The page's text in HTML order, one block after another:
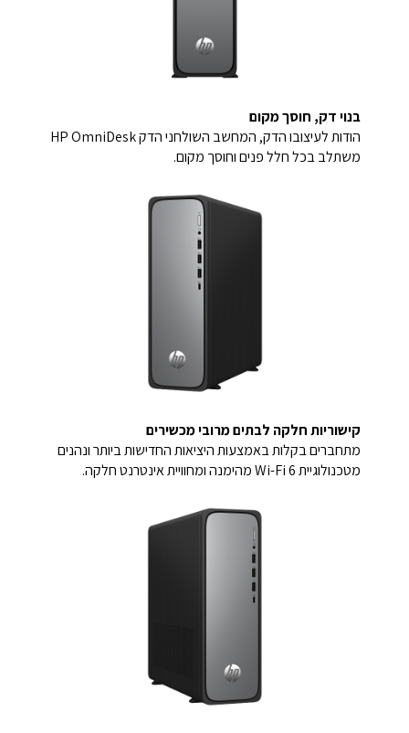
בנוי דק, חוסך מקום
הודות לעיצובו הדק, המחשב השולחני הדק HP OmniDesk
משתלב בכל חלל פנים וחוסך מקום.
קישוריות חלקה לבתים מרובי מכשירים
מתחברים בקלות באמצעות היציאות החדישות ביותר ונהנים
מטכנולוגיית Wi-Fi 6 מהימנה ומחוויית אינטרנט חלקה.